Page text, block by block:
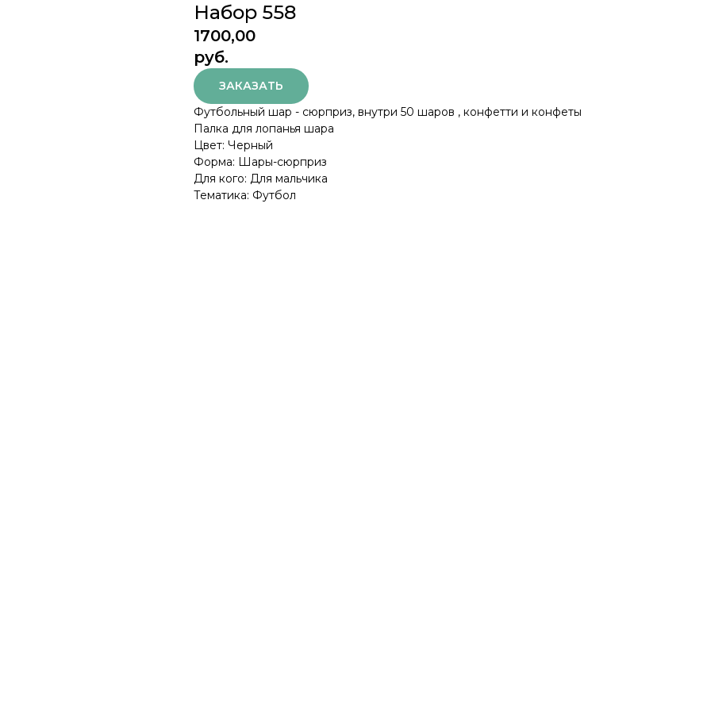
Набор 558
1700,00
руб.
ЗАКАЗАТЬ
Футбольный шар - сюрприз, внутри 50 шаров , конфетти и конфеты
Палка для лопанья шара
Цвет: Черный
Форма: Шары-сюрприз
Для кого: Для мальчика
Тематика: Футбол